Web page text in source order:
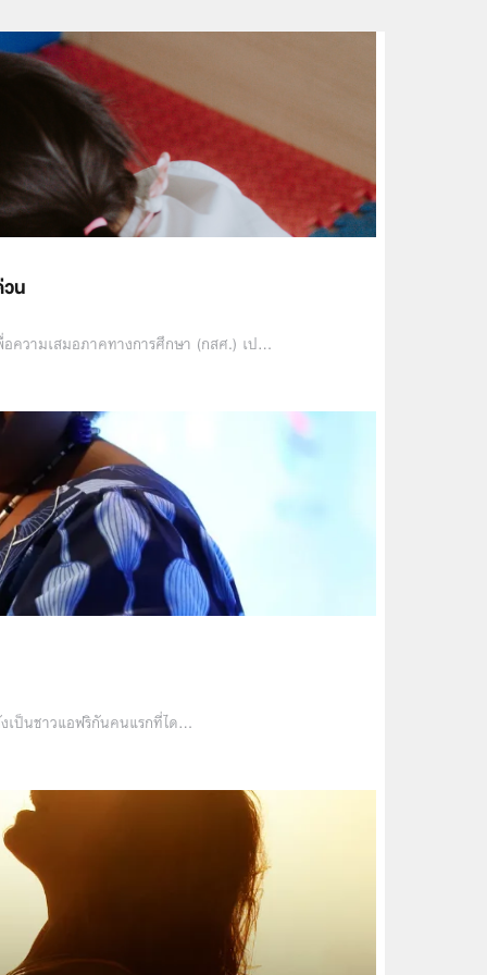
น
อความเสมอภาคทางการศึกษา (กสศ.) เป…
เป็นชาวแอฟริกันคนแรกที่ได…